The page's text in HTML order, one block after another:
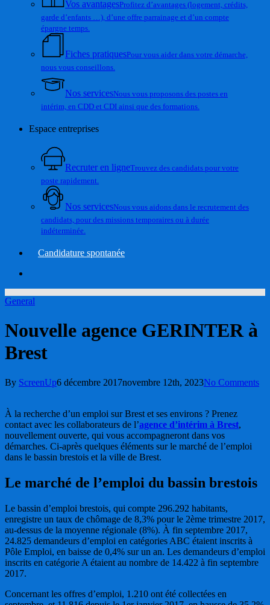
Vos avantagesProfitez d’avantages (logement, crédits,
garde d’enfants …), d’une offre parrainage et d’un compte
épargne temps.
Fiches pratiquesPour vous aider dans votre démarche,
nous vous conseillons.
Nos servicesNous vous proposons des postes en
intérim, en CDD et CDI ainsi que des formations.
Espace entreprises
Recruter en ligneTrouvez des candidats pour votre
poste rapidement.
Nos servicesNous vous aidons dans le recrutement des
candidats, pour des missions temporaires ou à durée
indéterminée.
Candidature spontanée
General
Nouvelle agence GERINTER à
Brest
By ScreenUp6 décembre 2017novembre 12th, 2023No Comments
À la recherche d’un emploi sur Brest et ses environs ? Prenez
contact avec les collaborateurs de l’agence d’intérim à Brest,
nouvellement ouverte, qui vous accompagneront dans vos
démarches. Ci-après quelques éléments sur le marché de l’emploi
dans le bassin brestois et la ville de Brest.
Le marché de l’emploi du bassin brestois
Le bassin d’emploi brestois, qui compte 296.292 habitants,
enregistre un taux de chômage de 8,3% pour le 2ème trimestre 2017,
au-dessus de la moyenne régionale (8%). À fin septembre 2017,
24.825 demandeurs d’emploi en catégories ABC étaient inscrits à
Pôle Emploi, en baisse de 0,4% sur un an. Les demandeurs d’emploi
inscrits en catégorie A étaient au nombre de 14.422 à fin septembre
2017.
Concernant les offres d’emploi, 1.210 ont été collectées en